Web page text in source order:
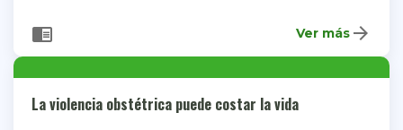
chrome_reader_mode Ver más arrow_forward
La violencia obstétrica puede costar la vida